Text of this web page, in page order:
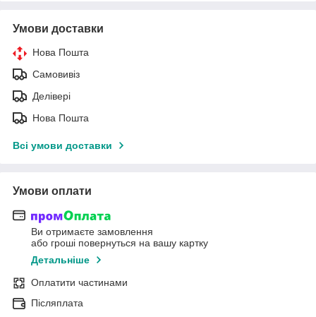
Умови доставки
Нова Пошта
Самовивіз
Делівері
Нова Пошта
Всі умови доставки
Умови оплати
Ви отримаєте замовлення
або гроші повернуться на вашу картку
Детальніше
Оплатити частинами
Післяплата